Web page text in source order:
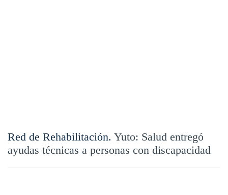
Red de Rehabilitación. Yuto: Salud entregó
ayudas técnicas a personas con discapacidad